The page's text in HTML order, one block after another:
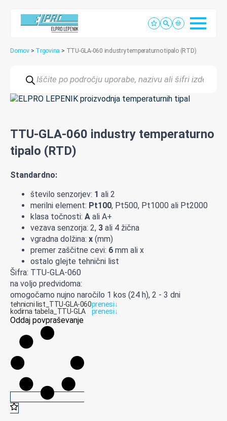
Domov > Trgovina > TTU-GLA-060 industry temperaturno tipalo (RTD)
search
TTU-GLA-060 industry temperaturno
tipalo (RTD)
Standardno:
število senzorjev: 1 ali 2
merilni element: Pt100, Pt500, Pt1000 ali Pt2000
klasa točnosti: A ali A+
vezava senzorja: 2, 3 ali 4 žična
vgradna dolžina: x (mm)
premer zaščitne cevi: 6 mm ali x
ostalo glejte tehnični list
Šifra: TTU-GLA-060
na voljo predvidoma:
omogočamo nujno naročilo 1 kos (24 h), 2 - 3 dni
tehnicni list_TTU-GLA-060prenesi↓
kodirna tabela_TTU-GLA
prenesi↓
Oddaj povpraševanje